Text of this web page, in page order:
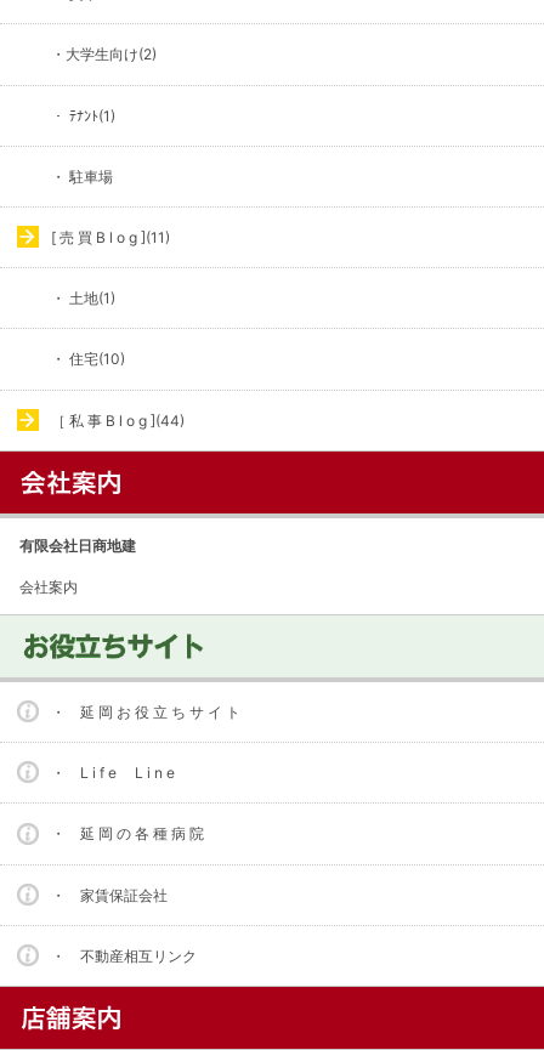
・大学生向け(2)
・ ﾃﾅﾝﾄ(1)
・ 駐車場
[ 売 買 B l o g ](11)
・ 土地(1)
・ 住宅(10)
［ 私 事 B l o g ](44)
有限会社日商地建
会社案内
・ 延 岡 お 役 立 ち サ イ ト
・ L i f e L i n e
・ 延 岡 の 各 種 病 院
・ 家賃保証会社
・ 不動産相互リンク